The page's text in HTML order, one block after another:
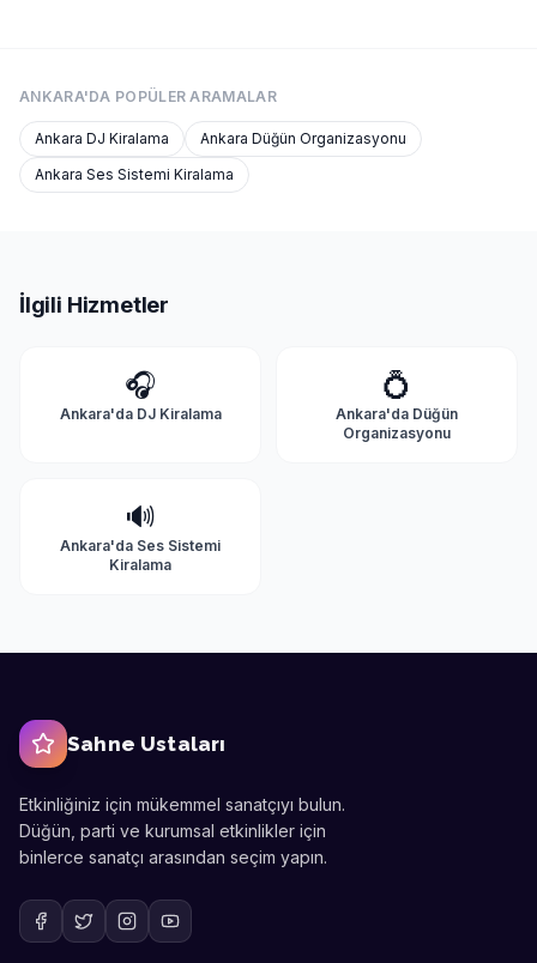
ANKARA'DA POPÜLER ARAMALAR
Ankara DJ Kiralama Ankara Düğün Organizasyonu
Ankara Ses Sistemi Kiralama
İlgili Hizmetler
🎧
Ankara'da DJ Kiralama
💍
Ankara'da Düğün
Organizasyonu
🔊
Ankara'da Ses Sistemi
Kiralama
Sahne Ustaları
Etkinliğiniz için mükemmel sanatçıyı bulun.
Düğün, parti ve kurumsal etkinlikler için
binlerce sanatçı arasından seçim yapın.